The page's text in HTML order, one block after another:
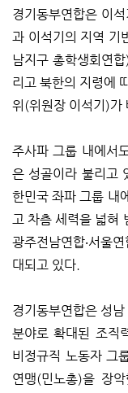
경기동부연합은 이
과 이석기의 지역 기
남지구 총학생회연
리고 북한의 지령에
위(위원장 이석기)가
주사파 그룹 내에서
은 성골이라 불리고
한민국 좌파 그룹 내
고 차츰 세력을 넓혀
광주전남연합‧서울
대되고 있다.
경기동부연합은 성
분야로 확대된 조직
비정규직 노동자 그
연맹(민노총)을 장